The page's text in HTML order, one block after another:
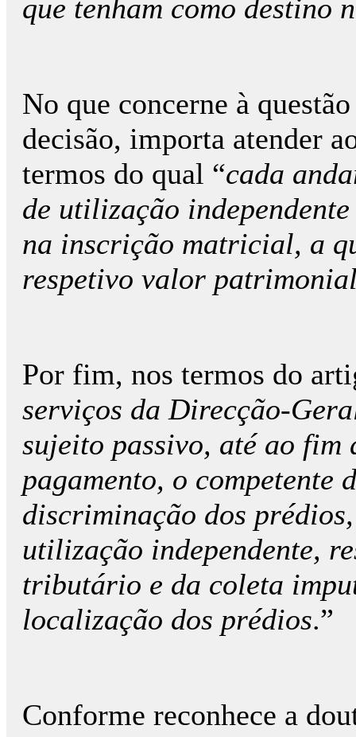
que tenham como destino
No que concerne à
decisão, importa atender
termos do qual “cada
de utilização
na inscrição matricial, a
respetivo valor
Por fim, nos termos do
serviços da Direcção-
sujeito passivo, até ao fim
pagamento, o competente
discriminação dos
utilização independente,
tributário e da coleta
localização dos prédios.”
Conforme reconhece a